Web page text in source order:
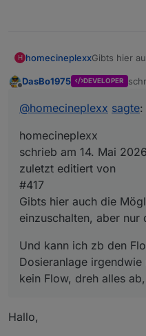
H homecineplexxGibts hier
läuft?
Und kann
es ist kein
Offline
DasBo1975 DEVELOPER
@homecineplexx sagte:
homecineplexx
schrieb am 14. Mai
zuletzt editiert von
#417
Gibts hier auch die
einzuschalten, aber nur
Und kann ich zb den
Dosieranlage
kein Flow, dreh alles
Hallo,